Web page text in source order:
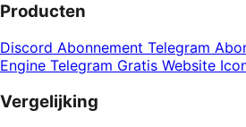
Producten
Discord Abonnement Telegram
Engine Telegram Gratis Website
Vergelijking